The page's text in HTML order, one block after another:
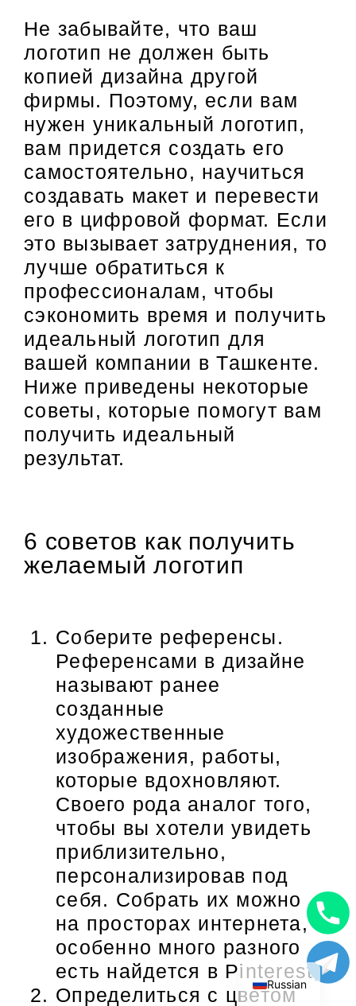
Не забывайте, что ваш
логотип не должен быть
копией дизайна другой
фирмы. Поэтому, если вам
нужен уникальный логотип,
вам придется создать его
самостоятельно, научиться
создавать макет и перевести
его в цифровой формат. Если
это вызывает затруднения, то
лучше обратиться к
профессионалам, чтобы
сэкономить время и получить
идеальный логотип для
вашей компании в Ташкенте.
Ниже приведены некоторые
советы, которые помогут вам
получить идеальный
результат.
6 советов как получить
желаемый логотип
Соберите референсы.
Референсами в дизайне
называют ранее
созданные
художественные
изображения, работы,
которые вдохновляют.
Своего рода аналог того,
чтобы вы хотели увидеть
приблизительно,
персонализировав под
себя. Собрать их можно
на просторах интернета,
особенно много разного
есть найдется в Pinterest;
Определиться с цветом
Russian
English
Uzbek